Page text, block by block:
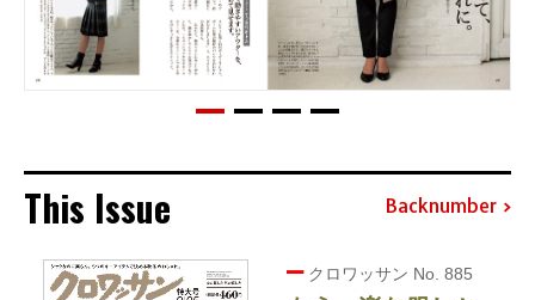
This Issue Backnumber
クロワッサン No. 885